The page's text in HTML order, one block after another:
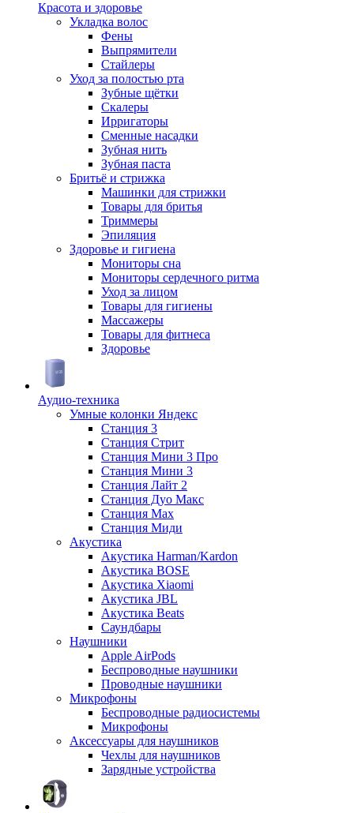
Красота и здоровье
Укладка волос
Фены
Выпрямители
Стайлеры
Уход за полостью рта
Зубные щётки
Скалеры
Ирригаторы
Сменные насадки
Зубная нить
Зубная паста
Бритьё и стрижка
Машинки для стрижки
Товары для бритья
Триммеры
Эпиляция
Здоровье и гигиена
Мониторы сна
Мониторы сердечного ритма
Уход за лицом
Товары для гигиены
Массажеры
Товары для фитнеса
Здоровье
Аудио-техника
Умные колонки Яндекс
Станция 3
Станция Стрит
Станция Мини 3 Про
Станция Мини 3
Станция Лайт 2
Станция Дуо Макс
Станция Max
Станция Миди
Акустика
Акустика Harman/Kardon
Акустика BOSE
Акустика Xiaomi
Акустика JBL
Акустика Beats
Саундбары
Наушники
Apple AirPods
Беспроводные наушники
Проводные наушники
Микрофоны
Беспроводные радиосистемы
Микрофоны
Аксессуары для наушников
Чехлы для наушников
Зарядные устройства